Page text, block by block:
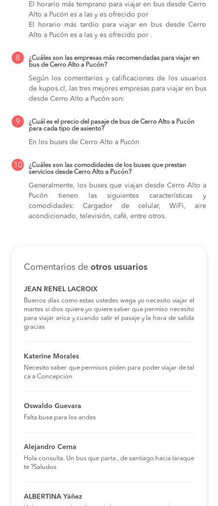
El horario más temprano para viajar en bus desde Cerro
Alto a Pucón es a las y es ofrecido por
El horario más tardío para viajar en bus desde Cerro
Alto a Pucón es a las y es ofrecido por .
8
¿Cuáles son las empresas más recomendadas para viajar en
bus de Cerro Alto a Pucón?
Según los comentarios y calificaciones de los usuarios
de kupos.cl, las tres mejores empresas para viajar en bus
desde Cerro Alto a Pucón son:
9
¿Cuál es el precio del pasaje de bus de Cerro Alto a Pucón
para cada tipo de asiento?
En los buses de Cerro Alto a Pucón
10
¿Cuáles son las comodidades de los buses que prestan
servicios desde Cerro Alto a Pucón?
Generalmente, los buses que viajan desde Cerro Alto a
Pucón tienen las siguientes características y
comodidades: Cargador de celular, WiFi, aire
acondicionado, televisión, café, entre otros.
Comentarios de otros usuarios
JEAN RENEL LACROIX
Buenos días como estas ustedes wega yo necesito viajar el
martes si dios quiere yo quiere saber que permiso necesito
para viajar arica y cuando salir el pasaje y la hora de salida
gracias
Katerine Morales
Necesito saber que permisos piden para poder viajar de tal
ca a Concepción
Oswaldo Guevara
Falta buse para los andes
Alejandro Cerna
Hola consulta. Un bus que parta , de santiago hacia laraque
te ?Saludos
ALBERTINA Yáñez